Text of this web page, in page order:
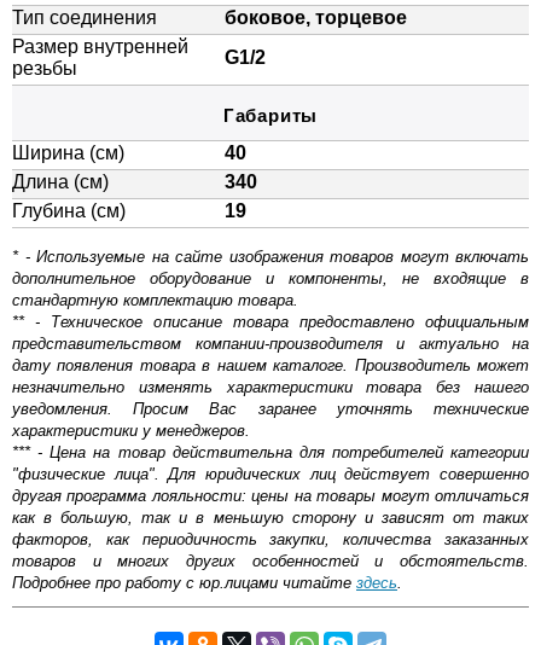
Тип соединения
боковое, торцевое
Размер внутренней
резьбы
G1/2
Габариты
Ширина (см)
40
Длина (см)
340
Глубина (см)
19
* - Используемые на сайте изображения товаров могут включать
дополнительное оборудование и компоненты, не входящие в
стандартную комплектацию товара.
** - Техническое описание товара предоставлено официальным
представительством компании-производителя и актуально на
дату появления товара в нашем каталоге. Производитель может
незначительно изменять характеристики товара без нашего
уведомления. Просим Вас заранее уточнять технические
характеристики у менеджеров.
*** - Цена на товар действительна для потребителей категории
"физические лица". Для юридических лиц действует совершенно
другая программа лояльности: цены на товары могут отличаться
как в большую, так и в меньшую сторону и зависят от таких
факторов, как периодичность закупки, количества заказанных
товаров и многих других особенностей и обстоятельств.
Подробнее про работу с юр.лицами читайте здесь.